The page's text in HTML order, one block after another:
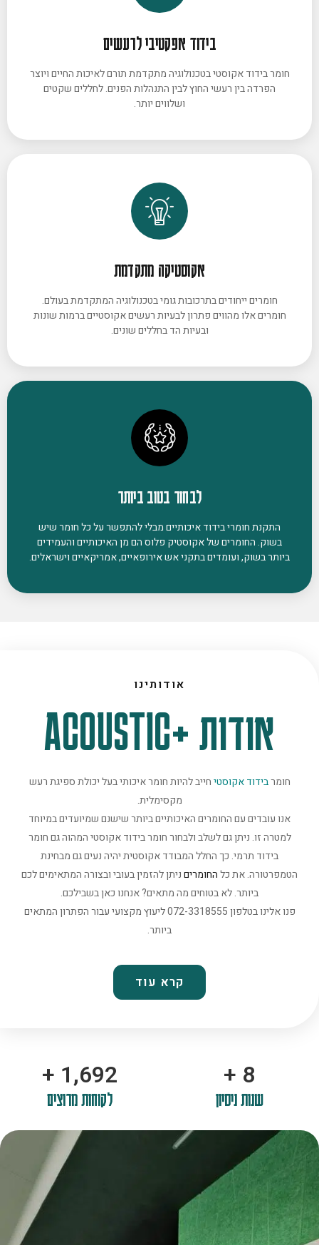
בידוד אפקטיבי לרעשים
חומר בידוד אקוסטי בטכנולוגיה מתקדמת תורם לאיכות החיים ויוצר
הפרדה בין רעשי החוץ לבין התנהלות הפנים. לחללים שקטים
ושלווים יותר.
אקוסטיקה מתקדמת
חומרים ייחודים בתרכובות גומי בטכנולוגיה המתקדמת בעולם.
חומרים אלו מהווים פתרון לבעיות רעשים אקוסטיים ברמות שונות
ובעיות הד בחללים שונים.
לבחור בטוב ביותר
התקנת חומרי בידוד איכותיים מבלי להתפשר על כל חומר שיש
בשוק. החומרים של אקוסטיק פלוס הם מן האיכותיים והעמידים
ביותר בשוק, ועומדים בתקני אש אירופאיים, אמריקאיים וישראלים.
אודותינו
אודות +ACOUSTIC
חומרבידוד אקוסטיחייב להיות חומר איכותי בעל יכולת ספיגת רעש
מקסימלית.
אנו עובדים עם החומרים האיכותיים ביותר שישנם שמיועדים במיוחד
למטרה זו. ניתן גם לשלב ולבחור חומר בידוד אקוסטי המהוה גם חומר
בידוד תרמי. כך החלל המבודד אקוסטית יהיה נעים גם מבחינת
הטמפרטורה. את כלהחומריםניתן להזמין בעובי ובצורה המתאימים לכם
ביותר. לא בטוחים מה מתאים? אנחנו כאן בשבילכם.
פנו אלינו בטלפון 072-3318555 ליעוץ מקצועי עבור הפתרון המתאים
ביותר.
קרא עוד
10
+
שנות ניסיון
2,100
+
לקוחות מרוצים